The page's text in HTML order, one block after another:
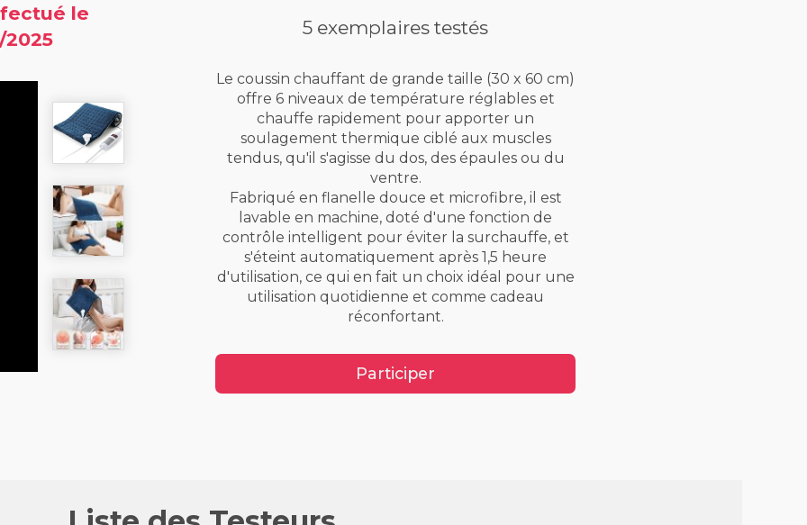
le
2025
5 exemplaires testés
Le coussin chauffant de grande taille (30 x 60 cm)
offre 6 niveaux de température réglables et
chauffe rapidement pour apporter un
soulagement thermique ciblé aux muscles
tendus, qu'il s'agisse du dos, des épaules ou du
ventre.
Fabriqué en flanelle douce et microfibre, il est
lavable en machine, doté d'une fonction de
contrôle intelligent pour éviter la surchauffe, et
s'éteint automatiquement après 1,5 heure
d'utilisation, ce qui en fait un choix idéal pour une
utilisation quotidienne et comme cadeau
réconfortant.
Participer